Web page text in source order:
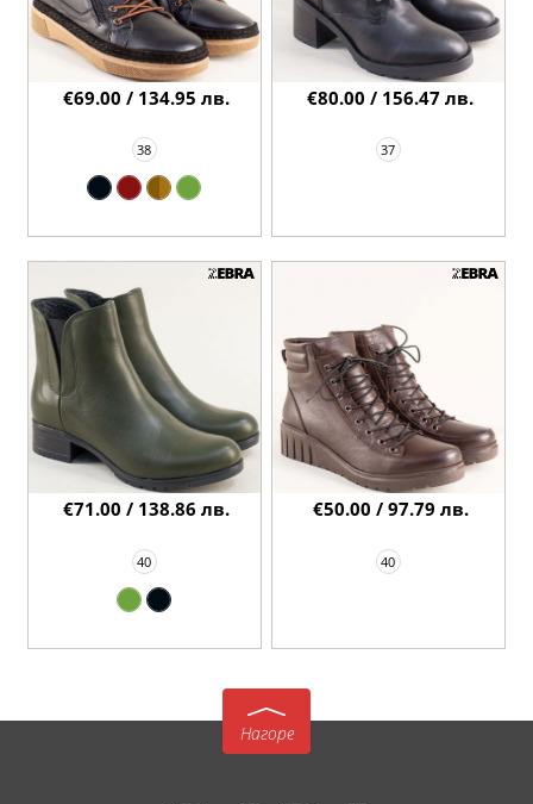
38
€69.00 / 134.95 лв.
37
€80.00 / 156.47 лв.
40
€71.00 / 138.86 лв.
40
€50.00 / 97.79 лв.
Нагоре